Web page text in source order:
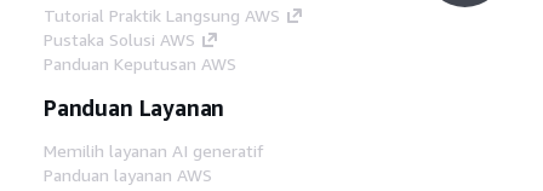
Tutorial Praktik Langsung AWS
Pustaka Solusi AWS
Panduan Keputusan AWS
Panduan Layanan
Memilih layanan AI generatif
Panduan layanan AWS